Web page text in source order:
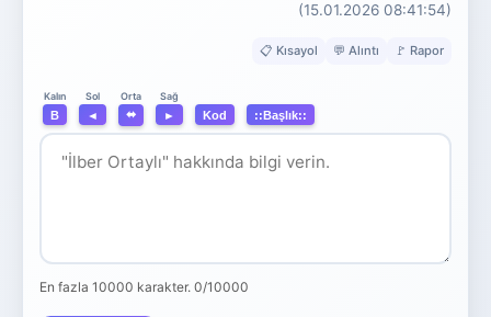
(15.01.2026 08:41:54)
📋 Kısayol 💬 Alıntı 🚩 Rapor
Kalın
B
Sol
◄
Orta
⬌
Sağ
► Kod ::Başlık::
En fazla 10000 karakter. 0/10000